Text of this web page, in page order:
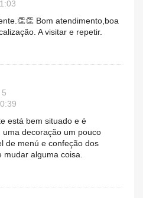
Bom atendimento,boa
A visitar e repetir.
5
está bem situado e é
uma decoração um pouco
de menú e confeção dos
mudar alguma coisa.